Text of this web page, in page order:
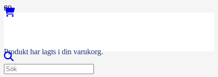
Produkt har lagts i din varukorg.